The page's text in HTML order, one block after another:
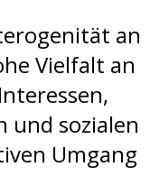
an
Vielfalt an
und sozialen
Umgang